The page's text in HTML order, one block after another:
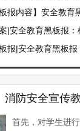
容】安全教育黑板报内容
|安全教育黑板报：
报|安全教育黑板
消防安全宣传
首先，对学生进